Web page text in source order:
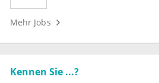
Mehr Jobs
Kennen Sie ...?